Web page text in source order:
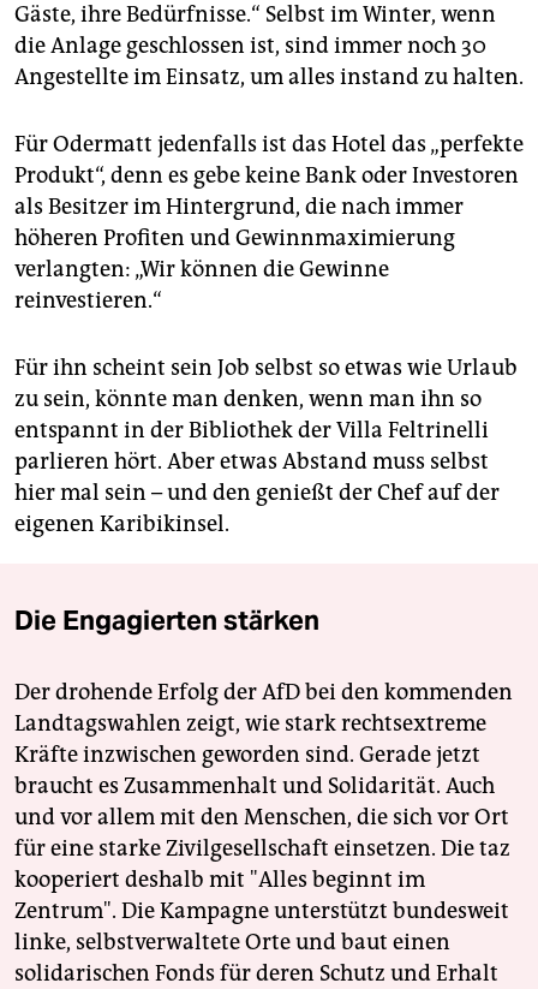
Gäste, ihre Bedürfnisse.“ Selbst im Winter, wenn
die Anlage geschlossen ist, sind immer noch 30
Angestellte im Einsatz, um alles instand zu halten.
Für Odermatt jedenfalls ist das Hotel das „perfekte
Produkt“, denn es gebe keine Bank oder Investoren
als Besitzer im Hintergrund, die nach immer
höheren Profiten und Gewinnmaximierung
verlangten: „Wir können die Gewinne
reinvestieren.“
Für ihn scheint sein Job selbst so etwas wie Urlaub
zu sein, könnte man denken, wenn man ihn so
entspannt in der Bibliothek der Villa Feltrinelli
parlieren hört. Aber etwas Abstand muss selbst
hier mal sein – und den genießt der Chef auf der
eigenen Karibikinsel.
Die Engagierten stärken
Der drohende Erfolg der AfD bei den kommenden
Landtagswahlen zeigt, wie stark rechtsextreme
Kräfte inzwischen geworden sind. Gerade jetzt
braucht es Zusammenhalt und Solidarität. Auch
und vor allem mit den Menschen, die sich vor Ort
für eine starke Zivilgesellschaft einsetzen. Die taz
kooperiert deshalb mit "Alles beginnt im
Zentrum". Die Kampagne unterstützt bundesweit
linke, selbstverwaltete Orte und baut einen
solidarischen Fonds für deren Schutz und Erhalt